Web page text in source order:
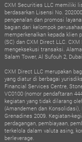
CXM Securities LLC memiliki
berdasarkan Lisensi No.
pengenalan dan promosi
bagian dari kelompok
memperkenalkan kepada klien
(SC) dan CXM Direct LLC.
mengeksekusi transaksi.
Salam Tower, Al Sufouh 2,
CXM Direct LLC merupakan
yang diatur di berbagai
Financial Services Centre,
VC0100 (nomor pendaftaran
kegiatan yang tidak dilarang
(Amandemen dan
Grenadines 2009. Kegiatan-
perdagangan, pembiayaan,
terkelola dalam valuta asing,
berleverage.